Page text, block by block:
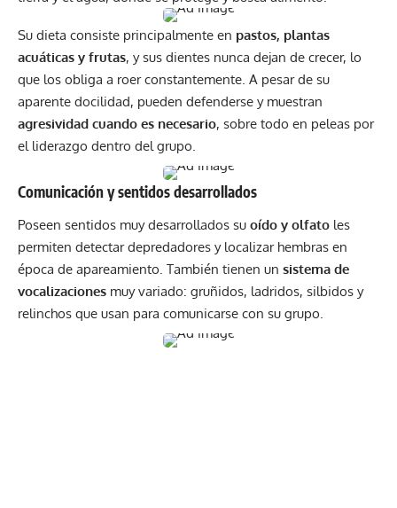
Su dieta consiste principalmente en pastos, plantas
acuáticas y frutas, y sus dientes nunca dejan de crecer, lo
que los obliga a roer constantemente. A pesar de su
aparente docilidad, pueden defenderse y muestran
agresividad cuando es necesario, sobre todo en peleas por
el liderazgo dentro del grupo.
Comunicación y sentidos desarrollados
Poseen sentidos muy desarrollados su oído y olfato les
permiten detectar depredadores y localizar hembras en
época de apareamiento. También tienen un sistema de
vocalizaciones muy variado: gruñidos, ladridos, silbidos y
relinchos que usan para comunicarse con su grupo.